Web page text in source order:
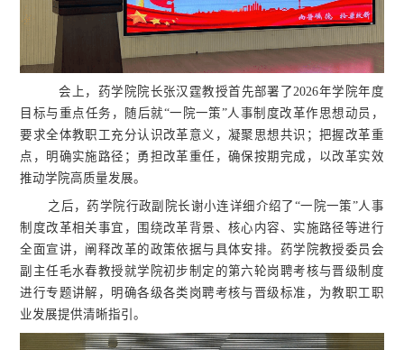
会上，药学院院长张汉霆教授首先部署了2026年学院年度
目标与重点任务，随后就“一院一策”人事制度改革作思想动员，
要求全体教职工充分认识改革意义，凝聚思想共识；把握改革重
点，明确实施路径；勇担改革重任，确保按期完成，以改革实效
推动学院高质量发展。
之后，药学院行政副院长谢小连详细介绍了“一院一策”人事
制度改革相关事宜，围绕改革背景、核心内容、实施路径等进行
全面宣讲，阐释改革的政策依据与具体安排。药学院教授委员会
副主任毛水春教授就学院初步制定的第六轮岗聘考核与晋级制度
进行专题讲解，明确各级各类岗聘考核与晋级标准，为教职工职
业发展提供清晰指引。